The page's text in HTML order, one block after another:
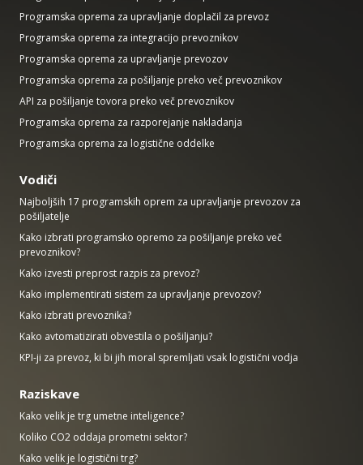
Programska oprema za upravljanje doplačil za prevoz
Programska oprema za integracijo prevoznikov
Programska oprema za upravljanje prevozov
Programska oprema za pošiljanje preko več prevoznikov
API za pošiljanje tovora preko več prevoznikov
Programska oprema za razporejanje nakladanja
Programska oprema za logistične oddelke
Vodiči
Najboljših 17 programskih oprem za upravljanje prevozov za
pošiljatelje
Kako izbrati programsko opremo za pošiljanje preko več
prevoznikov?
Kako izvesti preprost razpis za prevoz?
Kako implementirati sistem za upravljanje prevozov?
Kako izbrati prevoznika?
Kako avtomatizirati obvestila o pošiljanju?
KPI-ji za prevoz, ki bi jih moral spremljati vsak logistični vodja
Raziskave
Kako velik je trg umetne inteligence?
Koliko CO2 oddaja prometni sektor?
Kako velik je logistični trg?